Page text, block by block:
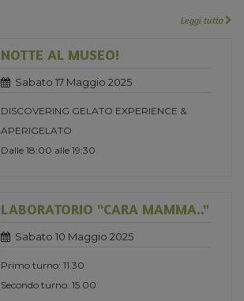
Leggi tutto
NOTTE AL MUSEO!
Sabato 17 Maggio 2025
DISCOVERING GELATO EXPERIENCE &
APERIGELATO
Dalle 18:00 alle 19:30
LABORATORIO "CARA MAMMA.."
Sabato 10 Maggio 2025
Primo turno: 11.30
Secondo turno: 15.00